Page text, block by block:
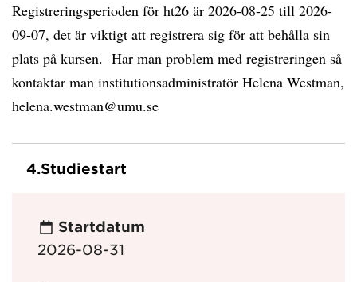
Registreringsperioden för ht26 är 2026-08-25 till 2026-
09-07, det är viktigt att registrera sig för att behålla sin
plats på kursen. Har man problem med registreringen så
kontaktar man institutionsadministratör Helena Westman,
helena.westman@umu.se
4.Studiestart
Startdatum
2026-08-31